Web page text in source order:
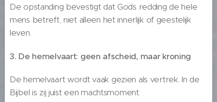
De opstanding bevestigt dat Gods redding de hele
mens betreft, niet alleen het innerlijk of geestelijk
leven.
3. De hemelvaart: geen afscheid, maar kroning
De hemelvaart wordt vaak gezien als vertrek. In de
Bijbel is zij juist een machtsmoment: